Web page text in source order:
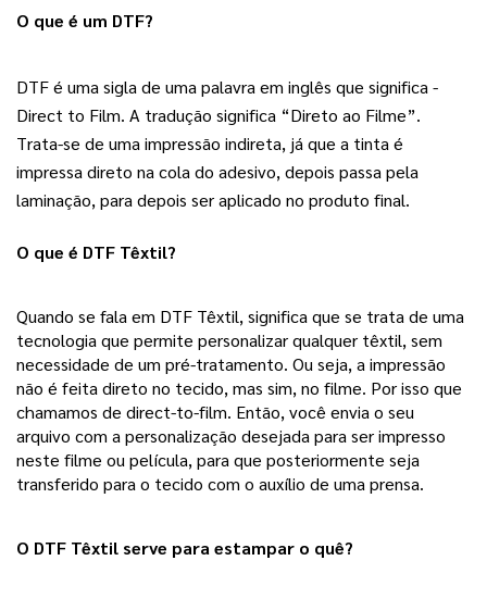
O que é um DTF?
DTF é uma sigla de uma palavra em inglês que significa -
Direct to Film. A tradução significa “Direto ao Filme”.
Trata-se de uma impressão indireta, já que a tinta é
impressa direto na cola do adesivo, depois passa pela
laminação, para depois ser aplicado no produto final.
O que é DTF Têxtil?
Quando se fala em DTF Têxtil, significa que se trata de uma
tecnologia que permite personalizar qualquer têxtil, sem
necessidade de um pré-tratamento. Ou seja, a impressão
não é feita direto no tecido, mas sim, no filme. Por isso que
chamamos de direct-to-film. Então, você envia o seu
arquivo com a personalização desejada para ser impresso
neste filme ou película, para que posteriormente seja
transferido para o tecido com o auxílio de uma prensa.
O DTF Têxtil serve para estampar o quê?